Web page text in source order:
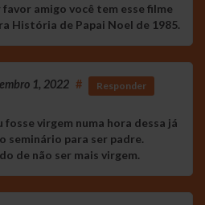
amigo você tem esse filme
História de Papai Noel de 1985.
1, 2022 # Responder
fosse virgem numa hora dessa já
seminário para ser padre.
de não ser mais virgem.